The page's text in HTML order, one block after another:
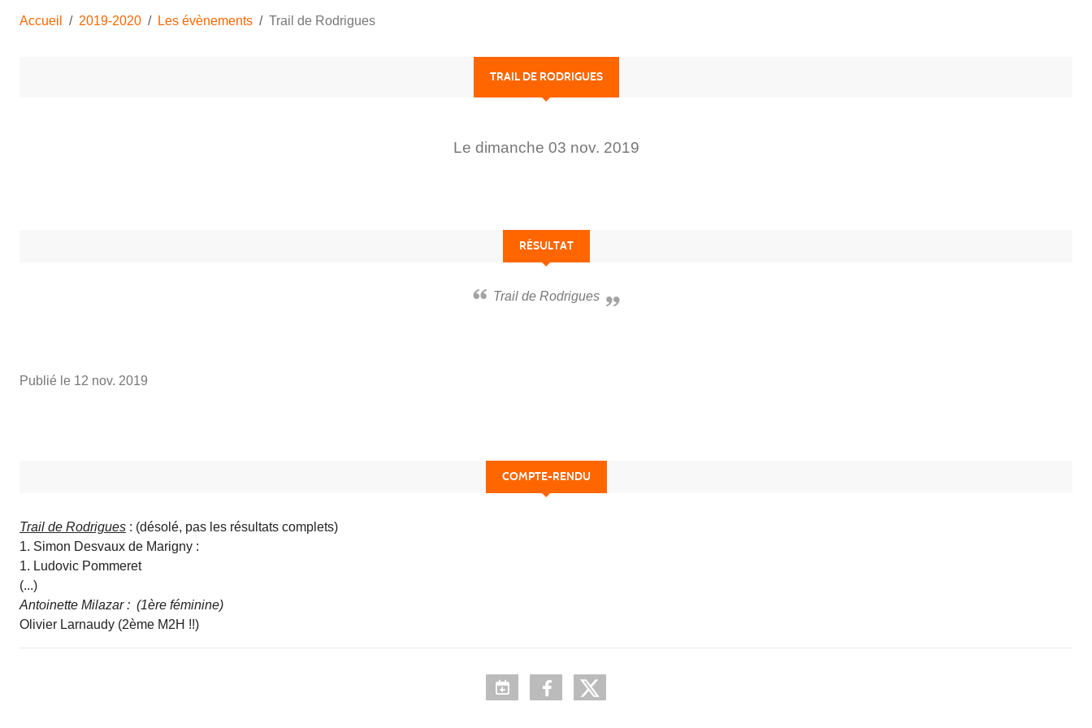
Accueil 2019-2020 Les évènements Trail de Rodrigues
TRAIL DE RODRIGUES
Le dimanche 03 nov. 2019
RÉSULTAT
Trail de Rodrigues
Publié le 12 nov. 2019
COMPTE-RENDU
Trail de Rodrigues : (désolé, pas les résultats complets)
1. Simon Desvaux de Marigny :
1. Ludovic Pommeret
(...)
Antoinette Milazar : (1ère féminine)
Olivier Larnaudy (2ème M2H !!)